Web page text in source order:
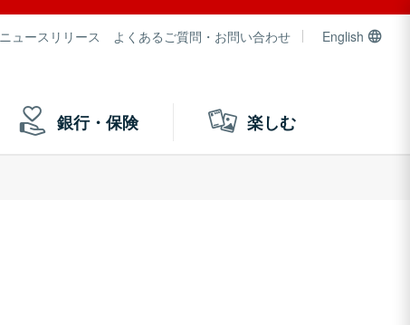
ニュースリリース よくあるご質問・お問い合わせ English
銀行・保険 楽しむ